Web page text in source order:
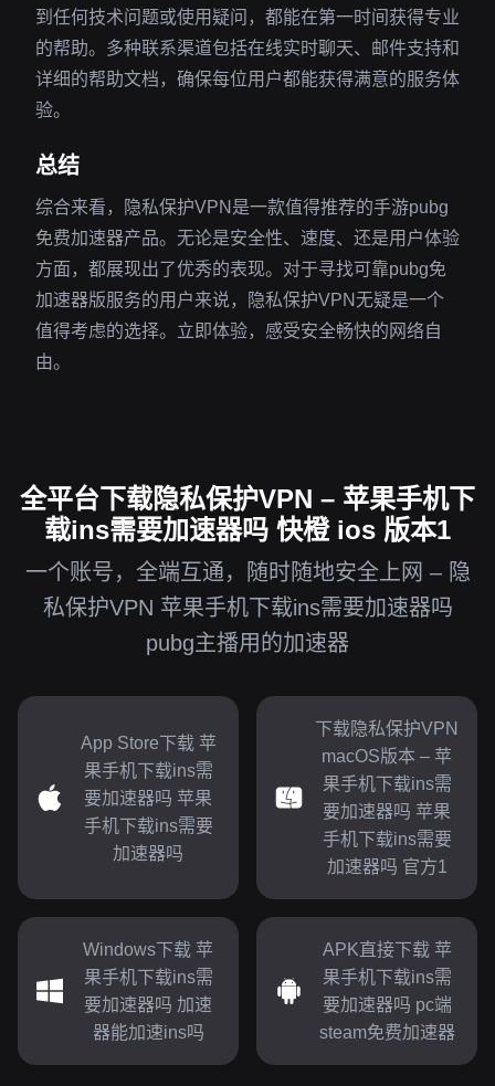
到任何技术问题或使用疑问，都能在第一时间获得专业
的帮助。多种联系渠道包括在线实时聊天、邮件支持和
详细的帮助文档，确保每位用户都能获得满意的服务体
验。
总结
综合来看，隐私保护VPN是一款值得推荐的手游pubg
免费加速器产品。无论是安全性、速度、还是用户体验
方面，都展现出了优秀的表现。对于寻找可靠pubg免
加速器版服务的用户来说，隐私保护VPN无疑是一个
值得考虑的选择。立即体验，感受安全畅快的网络自
由。
全平台下载隐私保护VPN – 苹果手机下
载ins需要加速器吗 快橙 ios 版本1
一个账号，全端互通，随时随地安全上网 – 隐
私保护VPN 苹果手机下载ins需要加速器吗
pubg主播用的加速器
App Store下载 苹
果手机下载ins需
要加速器吗 苹果
手机下载ins需要
加速器吗
下载隐私保护VPN
macOS版本 – 苹
果手机下载ins需
要加速器吗 苹果
手机下载ins需要
加速器吗 官方1
Windows下载 苹
果手机下载ins需
要加速器吗 加速
器能加速ins吗
APK直接下载 苹
果手机下载ins需
要加速器吗 pc端
steam免费加速器